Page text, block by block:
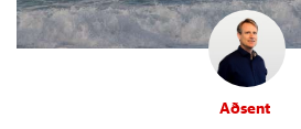
Aðsent